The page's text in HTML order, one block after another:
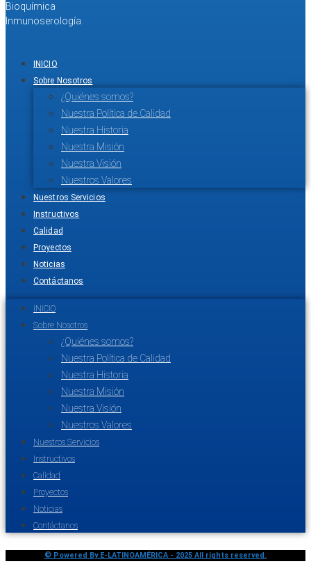
Bioquímica
Inmunoserología
INICIO
Sobre Nosotros
¿Quiénes somos?
Nuestra Política de Calidad
Nuestra Historia
Nuestra Misión
Nuestra Visión
Nuestros Valores
Nuestros Servicios
Instructivos
Calidad
Proyectos
Noticias
Contáctanos
INICIO
Sobre Nosotros
¿Quiénes somos?
Nuestra Política de Calidad
Nuestra Historia
Nuestra Misión
Nuestra Visión
Nuestros Valores
Nuestros Servicios
Instructivos
Calidad
Proyectos
Noticias
Contáctanos
© Powered By E-LATINOAMÉRICA - 2025 All rights reserved.